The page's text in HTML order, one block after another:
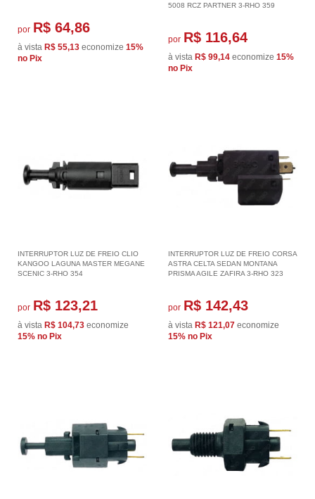
por R$ 64,86
à vista R$ 55,13 economize 15%
no Pix
5008 RCZ PARTNER 3-RHO 359
por R$ 116,64
à vista R$ 99,14 economize 15%
no Pix
INTERRUPTOR LUZ DE FREIO CLIO
KANGOO LAGUNA MASTER MEGANE
SCENIC 3-RHO 354
por R$ 123,21
à vista R$ 104,73 economize
15% no Pix
INTERRUPTOR LUZ DE FREIO CORSA
ASTRA CELTA SEDAN MONTANA
PRISMA AGILE ZAFIRA 3-RHO 323
por R$ 142,43
à vista R$ 121,07 economize
15% no Pix